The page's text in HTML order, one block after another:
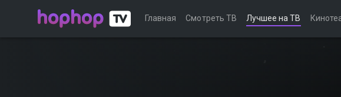
Главная Смотреть ТВ Лучшее на ТВ